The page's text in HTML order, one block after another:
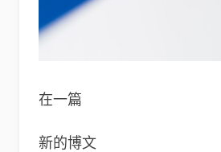
在一篇
新的博文